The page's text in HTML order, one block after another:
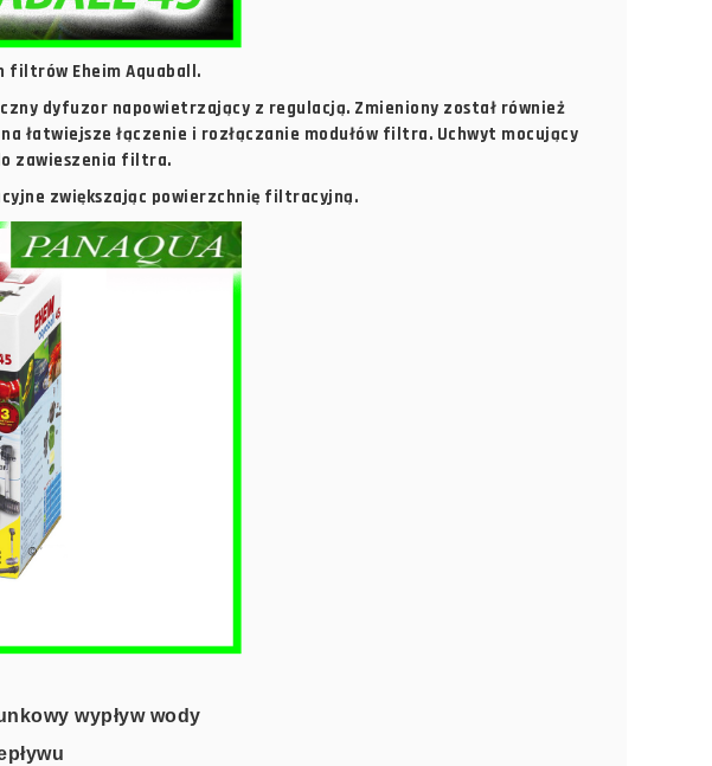
filtrów Eheim Aquaball.
dyfuzor napowietrzający z regulacją. Zmieniony został również
łatwiejsze łączenie i rozłączanie modułów filtra. Uchwyt mocujący
zawieszenia filtra.
zwiększając powierzchnię filtracyjną.
wypływ wody